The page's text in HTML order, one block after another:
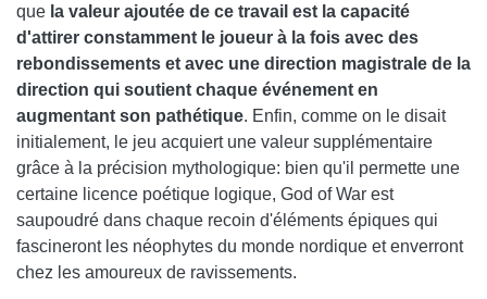
que la valeur ajoutée de ce travail est la capacité
d'attirer constamment le joueur à la fois avec des
rebondissements et avec une direction magistrale de la
direction qui soutient chaque événement en
augmentant son pathétique. Enfin, comme on le disait
initialement, le jeu acquiert une valeur supplémentaire
grâce à la précision mythologique: bien qu'il permette une
certaine licence poétique logique, God of War est
saupoudré dans chaque recoin d'éléments épiques qui
fascineront les néophytes du monde nordique et enverront
chez les amoureux de ravissements.